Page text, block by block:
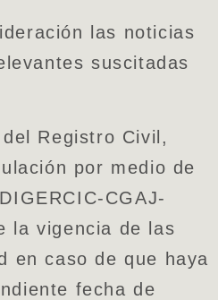
las noticias
suscitadas
Registro Civil,
por medio de
CGAJ-
la vigencia de las
en caso de que haya
fecha de